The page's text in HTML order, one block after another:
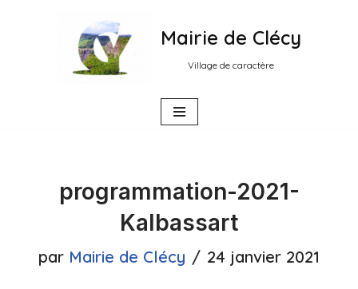
Mairie de Clécy
Village de caractère
programmation-2021-
Kalbassart
par Mairie de Clécy 24 janvier 2021